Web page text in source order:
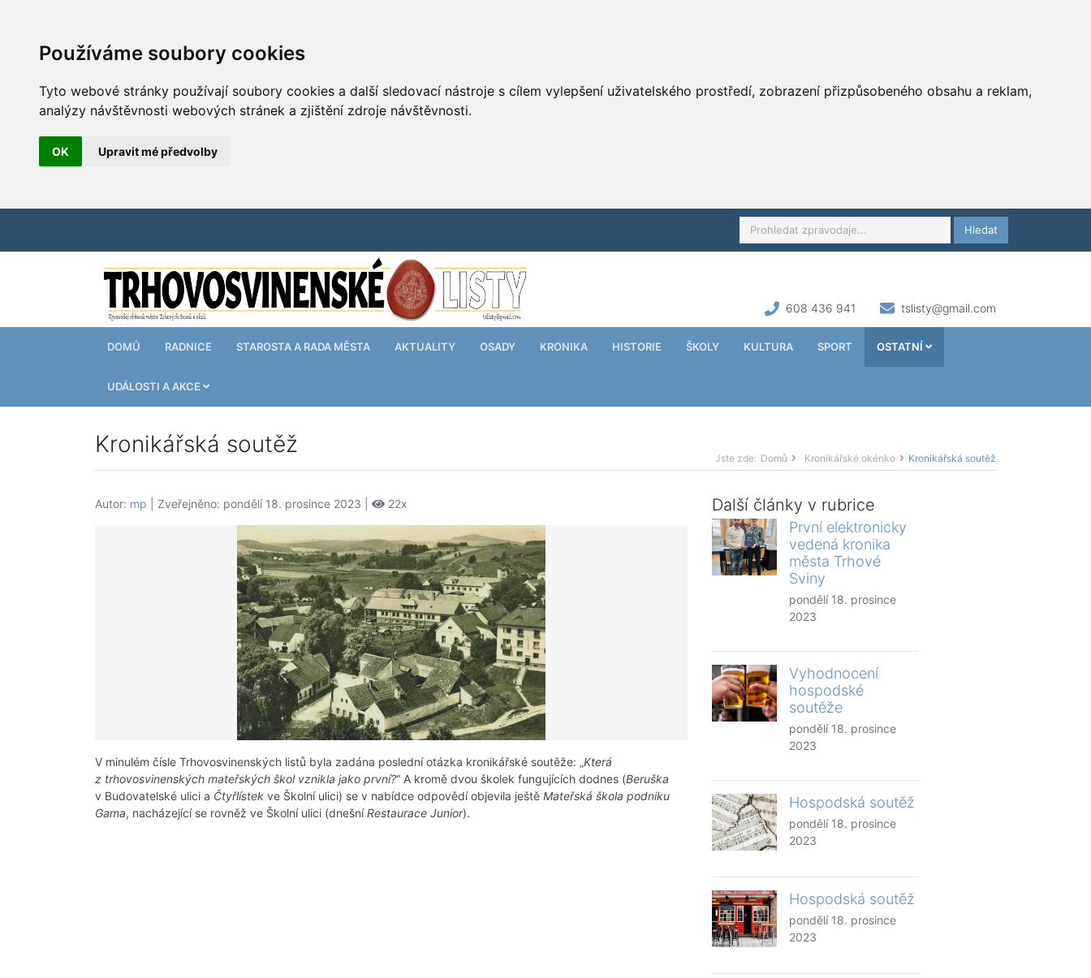
Používáme soubory cookies
Tyto webové stránky používají soubory cookies a další sledovací nástroje s cílem vylepšení uživatelského prostředí, zobrazení přizpůsobeného obsahu a reklam,
analýzy návštěvnosti webových stránek a zjištění zdroje návštěvnosti.
OK Upravit mé předvolby
Hledat
608 436 941 tslisty@gmail.com
DOMŮ RADNICE STAROSTA A RADA MĚSTA AKTUALITY OSADY KRONIKA HISTORIE ŠKOLY KULTURA SPORT OSTATNÍ
UDÁLOSTI A AKCE
Kronikářská soutěž
Jste zde: Domů Kronikářské okénko Kronikářská soutěž
Autor: mp | Zveřejněno: pondělí 18. prosince 2023 | 22x
V minulém čísle Trhovosvinenských listů byla zadána poslední otázka kronikářské soutěže: „Která
z trhovosvinenských mateřských škol vznikla jako první?“ A kromě dvou školek fungujících dodnes (Beruška
v Budovatelské ulici a Čtyřlístek ve Školní ulici) se v nabídce odpovědí objevila ještě Mateřská škola podniku
Gama, nacházející se rovněž ve Školní ulici (dnešníRestaurace Junior).
Další články v rubrice
První elektronicky
vedená kronika
města Trhové
Sviny
pondělí 18. prosince
2023
Vyhodnocení
hospodské
soutěže
pondělí 18. prosince
2023
Hospodská soutěž
pondělí 18. prosince
2023
Hospodská soutěž
pondělí 18. prosince
2023